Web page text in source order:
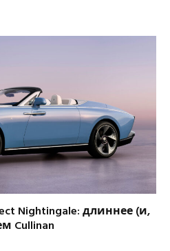
Nightingale: длиннее (и,
Cullinan